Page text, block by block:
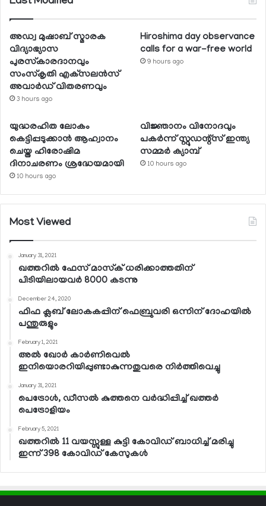
അഡ്വ മുഷാബ് സ്മാരക
വിദ്യാഭ്യാസ
പുരസ്‌കാരദാനവും
സംസ്‌കൃതി എക്‌സലന്‍സ്
അവാര്‍ഡ് വിതരണവും
3 hours ago
Hiroshima day observance
calls for a war-free world
9 hours ago
യുദ്ധരഹിത ലോകം
കെട്ടിപ്പടുക്കാന്‍ ആഹ്വാനം
ചെയ്ത ഹിരോഷിമ
ദിനാചരണം ശ്രദ്ധേയമായി
10 hours ago
വിജ്ഞാനം വിനോദവും
പകര്‍ന്ന് സ്റ്റുഡന്റ്‌സ് ഇന്ത്യ
സമ്മര്‍ ക്യാമ്പ്
10 hours ago
Most Viewed
January 31, 2021
ഖത്തറില്‍ ഫേസ് മാസ്‌ക് ധരിക്കാത്തതിന്
പിടിയിലായവര്‍ 8000 കടന്നു
December 24, 2020
ഫിഫ ക്ലബ് ലോകകപ്പിന് ഫെബ്രുവരി ഒന്നിന് ദോഹയില്‍
പന്തുരുളും
February 1, 2021
അല്‍ ഖോര്‍ കാര്‍ണിവെല്‍
ഇനിയൊരറിയിപ്പുണ്ടാകുന്നതുവരെ നിര്‍ത്തിവെച്ചു
January 31, 2021
പെട്രോള്‍, ഡീസല്‍ കുത്തനെ വര്‍ദ്ധിപ്പിച്ച് ഖത്തര്‍
പെട്രോളിയം
February 5, 2021
ഖത്തറില്‍ 11 വയസ്സുള്ള കുട്ടി കോവിഡ് ബാധിച്ച് മരിച്ചു
ഇന്ന് 398 കോവിഡ് കേസുകള്‍